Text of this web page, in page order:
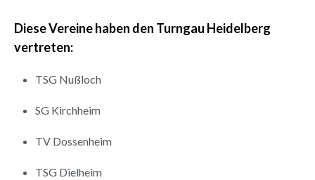
Diese Vereine haben den Turngau Heidelberg
vertreten:
TSG Nußloch
SG Kirchheim
TV Dossenheim
TSG Dielheim